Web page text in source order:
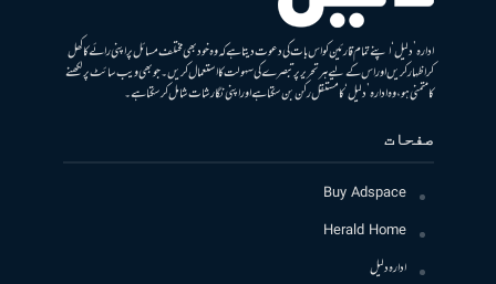
ادارہ ’دلیل‘ اپنے تمام قارئین کو اس بات کی دعوت دیتا ہے کہ وہ خود بھی مختلف مسائل پر اپنی رائے کا کھل
کر اظہار کریں اور اس کے لیے ہر تحریر پر تبصرے کی سہولت کا استعمال کریں۔ جو بھی ویب سائٹ پر لکھنے
کا متمنی ہو، وہ ادارہ ’دلیل‘ کا مستقل رکن بن سکتا ہے اور اپنی نگارشات شامل کرسکتا ہے۔
صفحات
Buy Adspace
Herald Home
ادارہ دلیل